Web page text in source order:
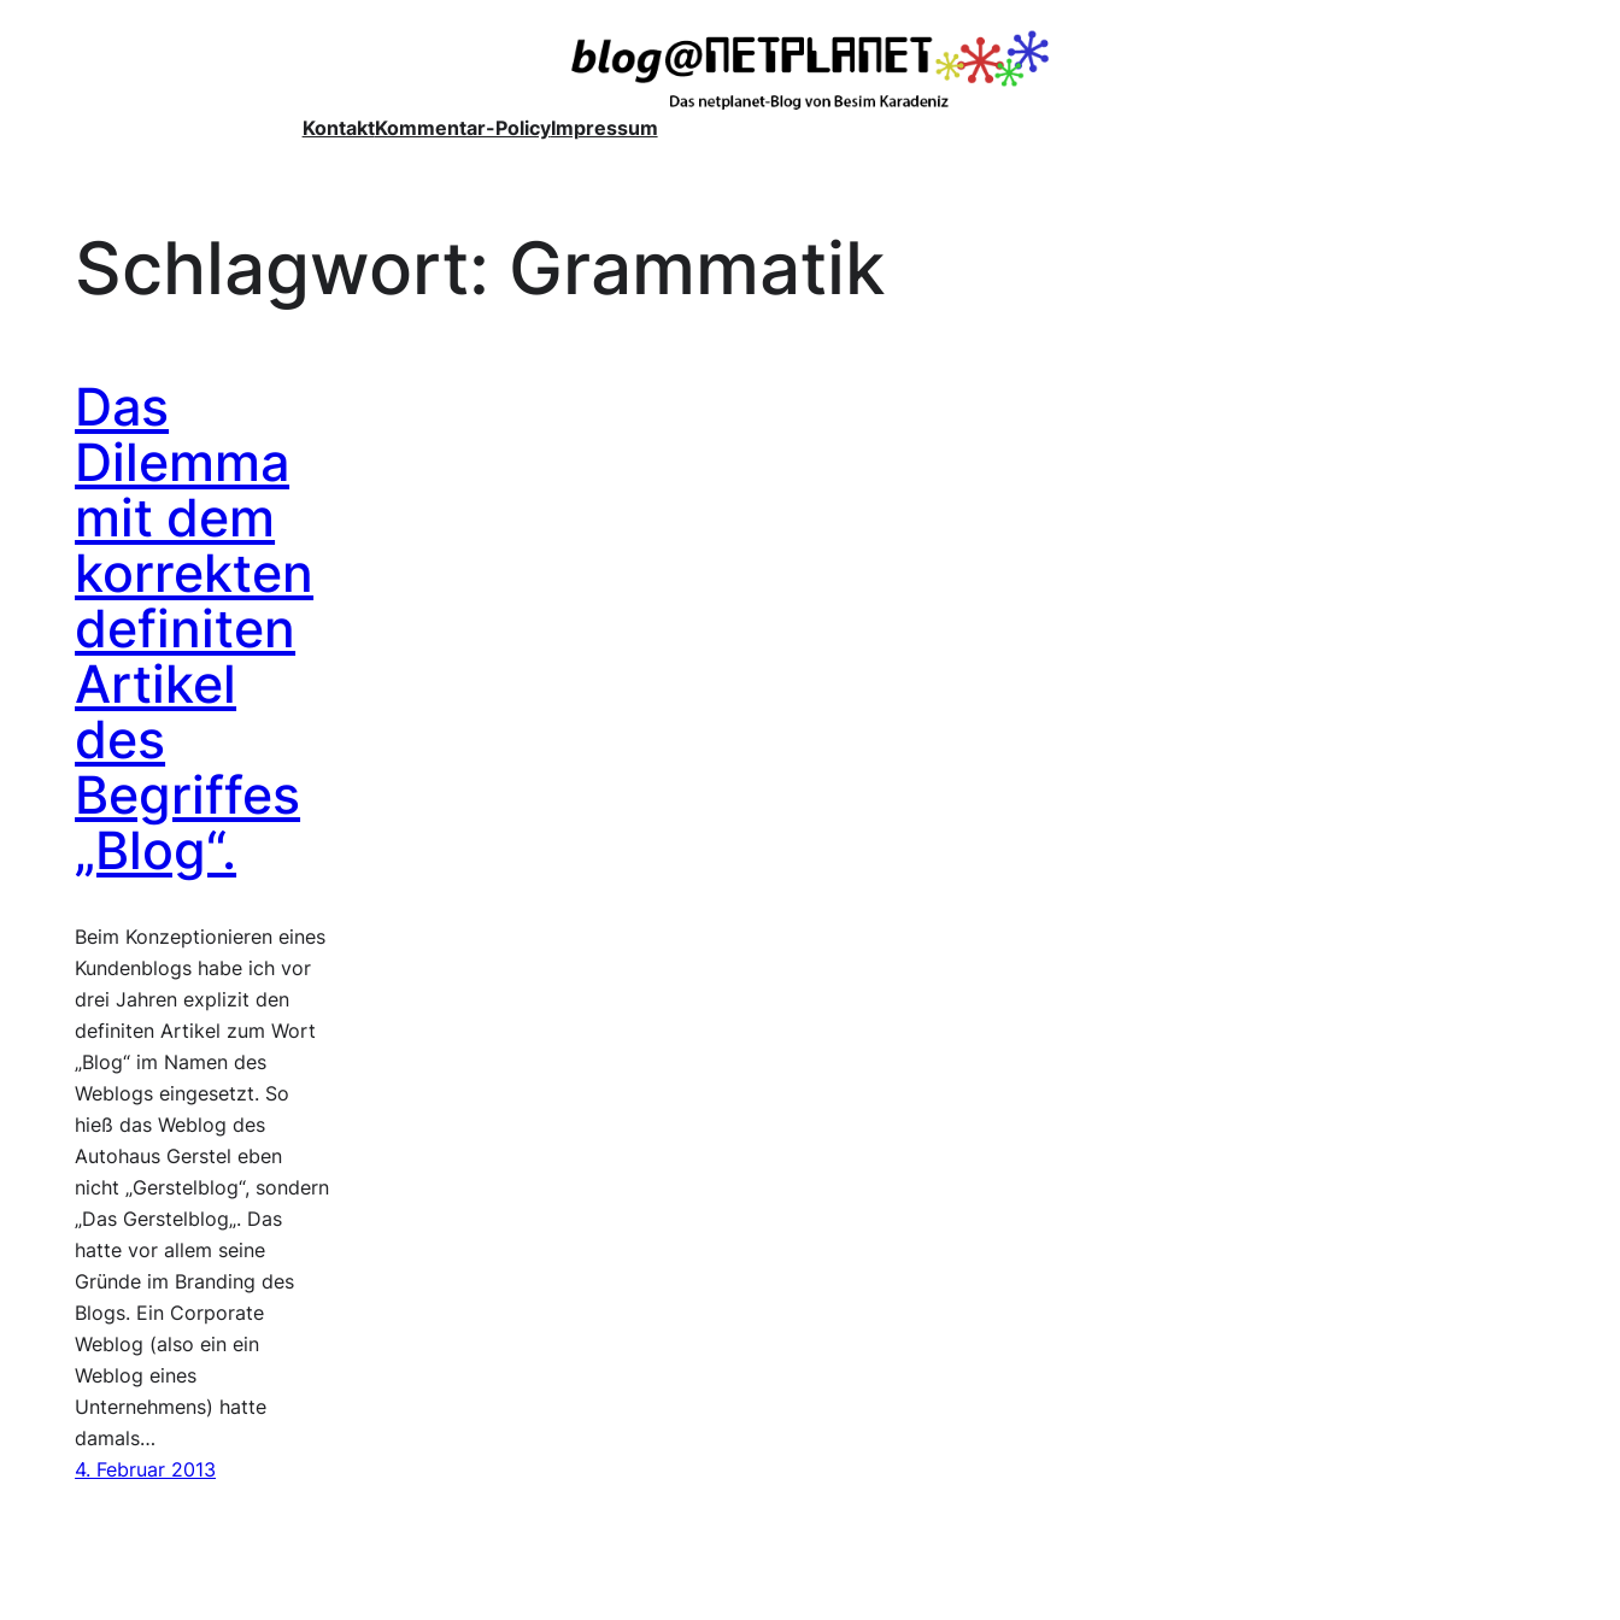
KontaktKommentar-PolicyImpressum
Schlagwort: Grammatik
Das
Dilemma
mit dem
korrekten
definiten
Artikel
des
Begriffes
„Blog“.
Beim Konzeptionieren eines
Kundenblogs habe ich vor
drei Jahren explizit den
definiten Artikel zum Wort
„Blog“ im Namen des
Weblogs eingesetzt. So
hieß das Weblog des
Autohaus Gerstel eben
nicht „Gerstelblog“, sondern
„Das Gerstelblog„. Das
hatte vor allem seine
Gründe im Branding des
Blogs. Ein Corporate
Weblog (also ein ein
Weblog eines
Unternehmens) hatte
damals…
4. Februar 2013